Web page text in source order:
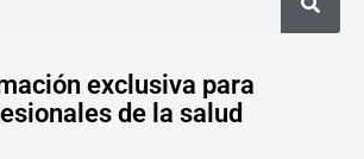
exclusiva para
de la salud